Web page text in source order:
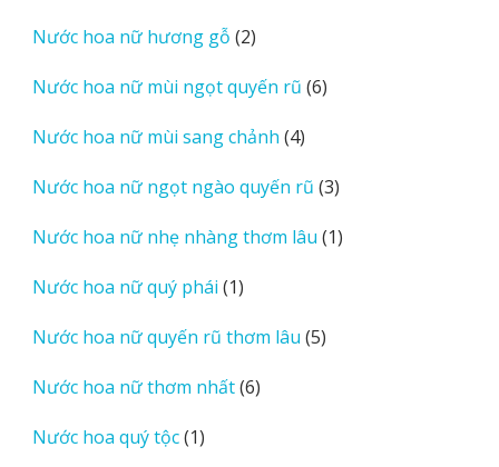
phẩm
Nước hoa nữ hương gỗ 22
phẩm
Nước hoa nữ mùi ngọt quyến rũ 66
Nước hoa nữ mùi sang chảnh 44
phẩm
Nước hoa nữ ngọt ngào quyến rũ 33
phẩm
Nước hoa nữ nhẹ nhàng thơm lâu 11
Nước hoa nữ quý phái 11
phẩm
Nước hoa nữ quyến rũ thơm lâu 55
Nước hoa nữ thơm nhất 66
Nước hoa quý tộc 11